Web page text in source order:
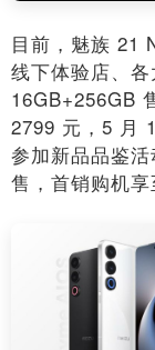
目前，魅族 21
线下体验店、
16GB+256GB
2799 元，5 月
参加新品品鉴
售，首销购机享